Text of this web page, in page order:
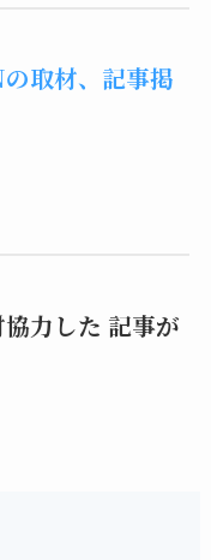
取材、記事掲
力した 記事が